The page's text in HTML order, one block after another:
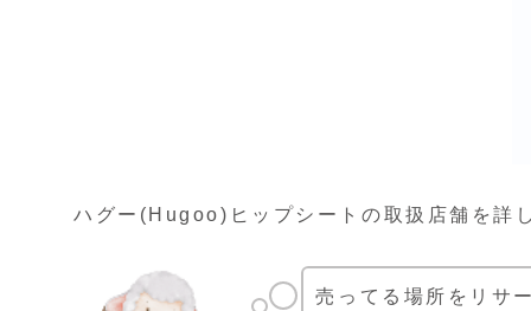
ハグー(Hugoo)ヒップシートの取扱店舗を詳
売ってる場所をリサ